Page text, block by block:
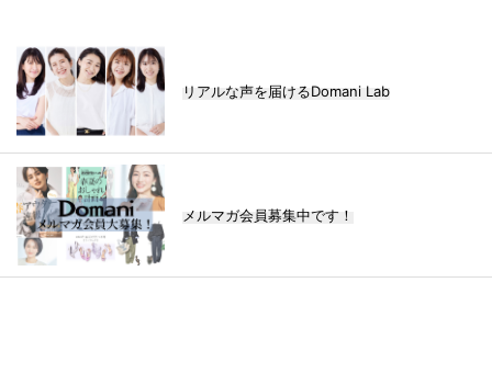
リアルな声を届けるDomani Lab
メルマガ会員募集中です！